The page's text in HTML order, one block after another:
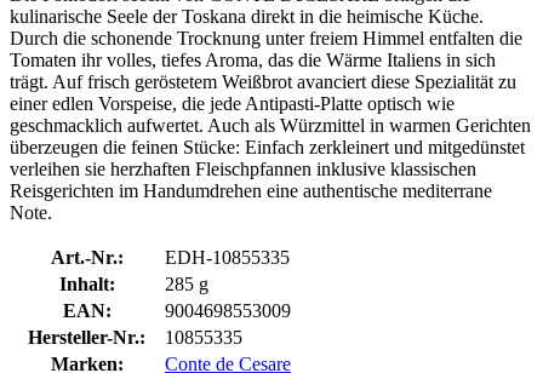
kulinarische Seele der Toskana direkt in die heimische Küche.
Durch die schonende Trocknung unter freiem Himmel entfalten die
Tomaten ihr volles, tiefes Aroma, das die Wärme Italiens in sich
trägt. Auf frisch geröstetem Weißbrot avanciert diese Spezialität zu
einer edlen Vorspeise, die jede Antipasti-Platte optisch wie
geschmacklich aufwertet. Auch als Würzmittel in warmen Gerichten
überzeugen die feinen Stücke: Einfach zerkleinert und mitgedünstet
verleihen sie herzhaften Fleischpfannen inklusive klassischen
Reisgerichten im Handumdrehen eine authentische mediterrane
Note.
Art.-Nr.:
EDH-10855335
Inhalt:
285 g
EAN:
9004698553009
Hersteller-Nr.:
10855335
Marken:
Conte de Cesare